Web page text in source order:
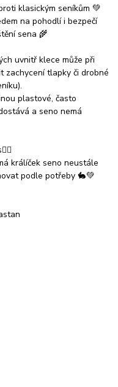
klasickým seníkům 💚
na pohodlí i bezpečí
sena 🌾
uvnitř klece může při
zachycení tlapky či drobné
plastové, často
a seno nemá
králíček seno neustále
podle potřeby 🐇💚